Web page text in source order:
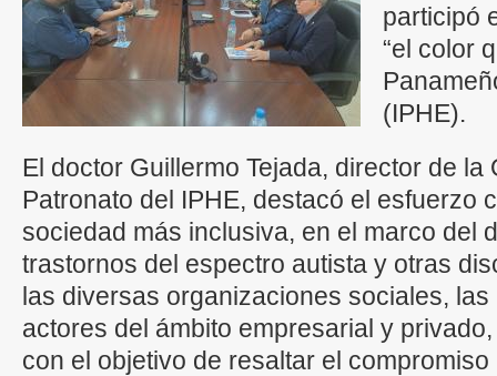
participó
“el color
(IPHE).
El doctor Guillermo Tejada, director de la
Patronato del IPHE, destacó el esfuerzo
sociedad más inclusiva, en el marco del
trastornos del espectro autista y otras
las diversas organizaciones sociales,
actores del ámbito empresarial y
con el objetivo de resaltar el